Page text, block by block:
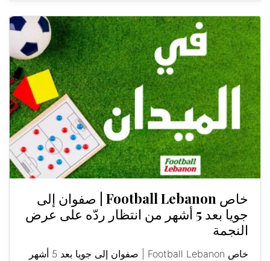
خاص Football Lebanon | صفوان إلى
جويا بعد 5 أشهر من انتظار ردّه على عرض
النجمة
خاص Football Lebanon | صفوان إلى جويا بعد 5 أشهر